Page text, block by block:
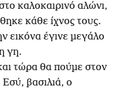
καλοκαιρινό αλώνι,
κάθε ίχνος τους.
εικόνα έγινε μεγάλο
γη.
τώρα θα πούμε στον
Εσύ, βασιλιά, ο